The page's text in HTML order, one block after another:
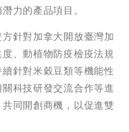
力的產品項目。
針對加拿大開放臺灣加
、動植物防疫檢疫法規
針對米穀豆類等機能性
科技研發交流合作等進
同開創商機，以促進雙